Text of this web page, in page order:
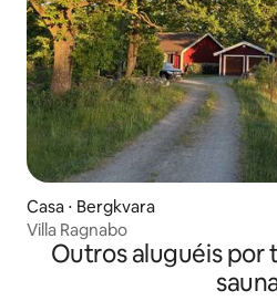
Casa ⋅ Bergkvara
Villa Ragnabo
Outros aluguéis